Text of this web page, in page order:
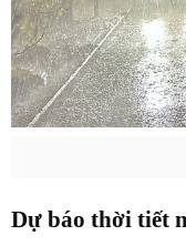
Dự báo thời tiết